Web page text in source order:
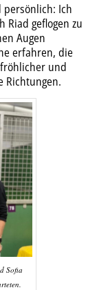
persönlich: Ich
Riad geflogen zu
Augen
erfahren, die
und
Richtungen.
Sofia